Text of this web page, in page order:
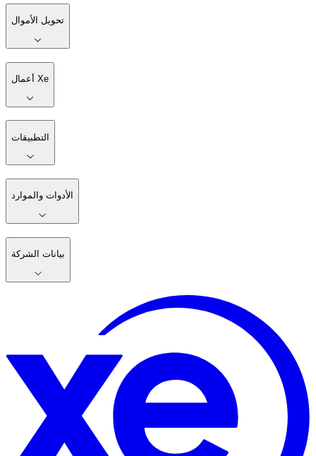
تحويل الأموال
أعمال Xe
التطبيقات
الأدوات والموارد
بيانات الشركة